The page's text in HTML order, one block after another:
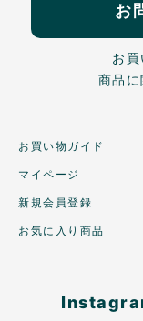
お
お買
商品に
お買い物ガイド
マイページ
新規会員登録
お気に入り商品